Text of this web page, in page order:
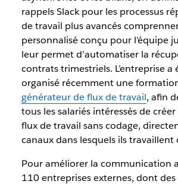
rappels Slack pour les processus
de travail plus avancés
personnalisé conçu pour l’équipe
leur permet d’automatiser la
contrats trimestriels. L’entreprise a
organisé récemment une
générateur de flux de travail, afin
tous les salariés intéressés de
flux de travail sans codage,
canaux dans lesquels ils travaillent
Pour améliorer la communication
110 entreprises externes, dont des